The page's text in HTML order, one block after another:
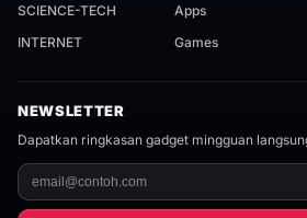
SCIENCE-TECH
INTERNET
Apps
Games
NEWSLETTER
Dapatkan ringkasan gadget mingguan